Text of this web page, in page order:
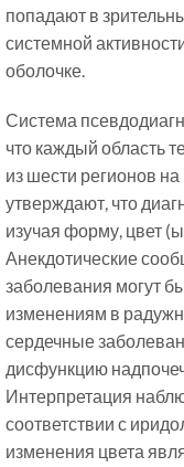
попадают в
системной
оболочке.
Система
что каждый область
из шести регионов
утверждают, что
изучая форму, цвет
Анекдотические
заболевания могут
изменениям в
сердечные
дисфункцию
Интерпретация
соответствии с
изменения цвета